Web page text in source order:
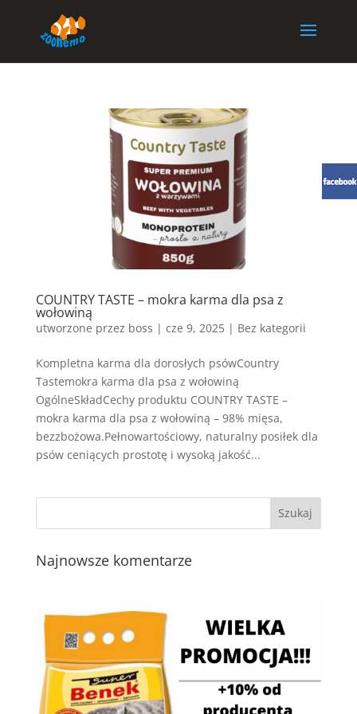
COUNTRY TASTE – mokra karma dla psa z
wołowiną
utworzone przez boss | cze 9, 2025| Bez kategorii
Kompletna karma dla dorosłych psówCountry
Tastemokra karma dla psa z wołowiną
OgólneSkładCechy produktu COUNTRY TASTE –
mokra karma dla psa z wołowiną – 98% mięsa,
bezzbożowa.Pełnowartościowy, naturalny posiłek dla
psów ceniących prostotę i wysoką jakość...
Najnowsze komentarze